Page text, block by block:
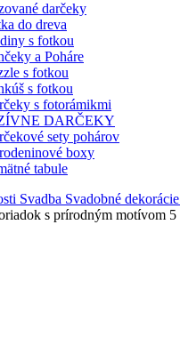
darčeky
do dreva
s fotkou
a Poháre
s fotkou
s fotkou
s fotorámikmi
DARČEKY
sety pohárov
boxy
tabule
Svadba Svadobné dekorácie
s prírodným motívom 5